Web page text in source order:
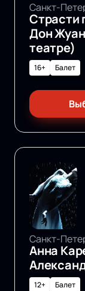
Страсти
Дон
театре)
16+ Балет
Анна
12+ Балет